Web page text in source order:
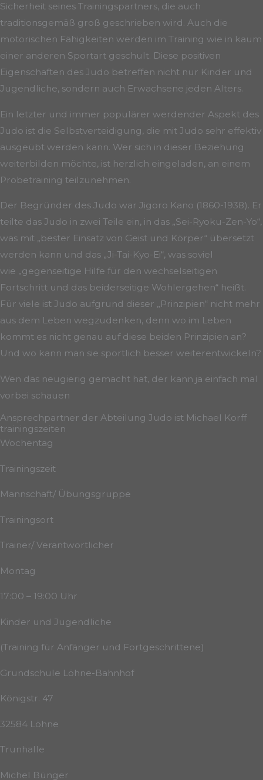
Sicherheit seines Trainingspartners, die auch
traditionsgemäß groß geschrieben wird. Auch die
motorischen Fähigkeiten werden im Training wie in kaum
einer anderen Sportart geschult. Diese positiven
Eigenschaften des Judo betreffen nicht nur Kinder und
Jugendliche, sondern auch Erwachsene jeden Alters.
Ein letzter und immer populärer werdender Aspekt des
Judo ist die Selbstverteidigung, die mit Judo sehr effektiv
ausgeübt werden kann. Wer sich in dieser Beziehung
weiterbilden möchte, ist herzlich eingeladen, an einem
Probetraining teilzunehmen.
Der Begründer des Judo war Jigoro Kano (1860-1938). Er
teilte das Judo in zwei Teile ein, in das „Sei-Ryoku-Zen-Yo“,
was mit „bester Einsatz von Geist und Körper“ übersetzt
werden kann und das „Ji-Tai-Kyo-Ei“, was soviel
wie „gegenseitige Hilfe für den wechselseitigen
Fortschritt und das beiderseitige Wohlergehen“ heißt.
Für viele ist Judo aufgrund dieser „Prinzipien“ nicht mehr
aus dem Leben wegzudenken, denn wo im Leben
kommt es nicht genau auf diese beiden Prinzipien an?
Und wo kann man sie sportlich besser weiterentwickeln?
Wen das neugierig gemacht hat, der kann ja einfach mal
vorbei schauen
Ansprechpartner der Abteilung Judo ist Michael Korff
trainingszeiten
Wochentag
Trainingszeit
Mannschaft/ Übungsgruppe
Trainingsort
Trainer/ Verantwortlicher
Montag
17:00 – 19:00 Uhr
Kinder und Jugendliche
(Training für Anfänger und Fortgeschrittene)
Grundschule Löhne-Bahnhof
Königstr. 47
32584 Löhne
Trunhalle
Michel Bünger